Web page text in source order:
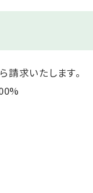
求いたします。